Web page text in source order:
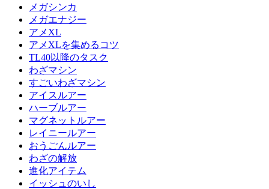
メガシンカ
メガエナジー
アメXL
アメXLを集めるコツ
TL40以降のタスク
わざマシン
すごいわざマシン
アイスルアー
ハーブルアー
マグネットルアー
レイニールアー
おうごんルアー
わざの解放
進化アイテム
イッシュのいし